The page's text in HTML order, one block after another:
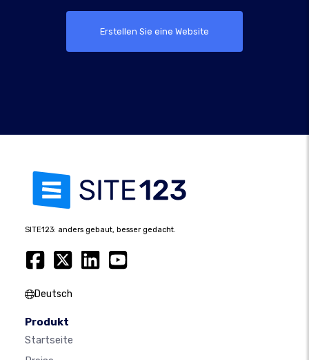
Erstellen Sie eine Website
SITE123: anders gebaut, besser gedacht.
Deutsch
Produkt
Startseite